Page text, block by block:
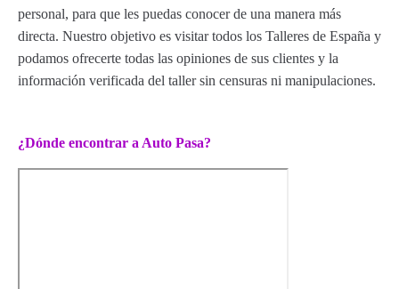
personal, para que les puedas conocer de una manera más
directa. Nuestro objetivo es visitar todos los Talleres de España y
podamos ofrecerte todas las opiniones de sus clientes y la
información verificada del taller sin censuras ni manipulaciones.
¿Dónde encontrar a Auto Pasa?